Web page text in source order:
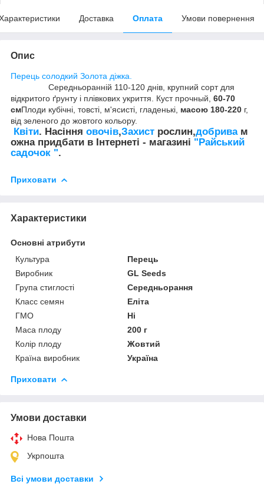
Доставка Оплата Умови повернення
Опис
Перець солодкий Золота діжка.
Середньоранній 110-120 днів, крупний сорт для
відкритого ґрунту і плівкових укриття. Куст прочный, 60-70
смПлоди кубічні, товсті, м'ясисті, гладенькі, масою 180-220 г,
від зеленого до жовтого кольору.
Квiти. Насiння овочiв,Захист рослин,добривам
ожна придбати в Інтернеті - магазині "Райський
садочок ".
Приховати
Характеристики
Основні атрибути
Культура
Перець
Виробник
GL Seeds
Група стиглості
Середньорання
Класс семян
Еліта
ГМО
Ні
Маса плоду
200 г
Колір плоду
Жовтий
Країна виробник
Україна
Приховати
Умови доставки
Нова Пошта
Укрпошта
Всі умови доставки